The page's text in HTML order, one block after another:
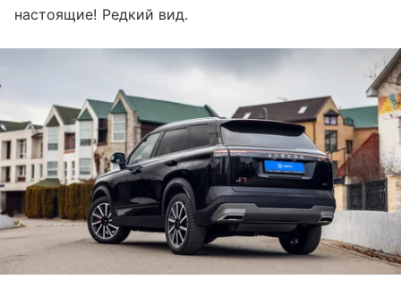
настоящие! Редкий вид.